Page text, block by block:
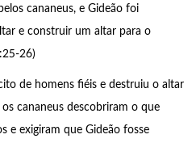
cananeus, e Gideão foi
e construir um altar para o
26)
de homens fiéis e destruiu o altar
cananeus descobriram o que
e exigiram que Gideão fosse